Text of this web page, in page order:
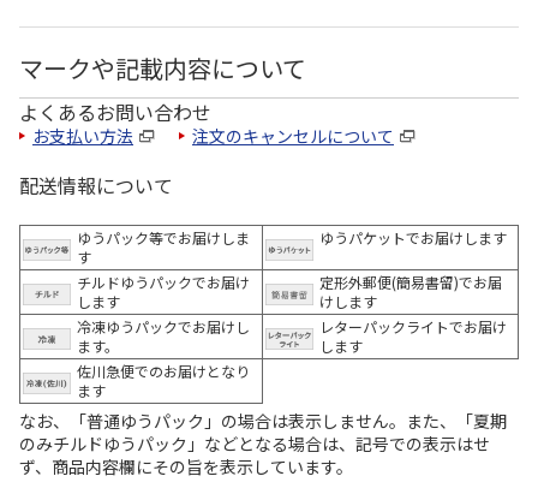
マークや記載内容について
よくあるお問い合わせ
お支払い方法 注文のキャンセルについて
配送情報について
ゆうパック等でお届けしま
す
ゆうパケットでお届けします
チルドゆうパックでお届け
します
定形外郵便(簡易書留)でお届
けします
冷凍ゆうパックでお届けし
ます。
レターパックライトでお届け
します
佐川急便でのお届けとなり
ます
なお、「普通ゆうパック」の場合は表示しません。また、「夏期
のみチルドゆうパック」などとなる場合は、記号での表示はせ
ず、商品内容欄にその旨を表示しています。